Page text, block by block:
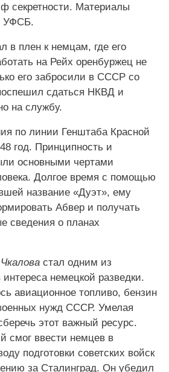
секретности. Материалы
УФСБ.
в плен к немцам, где его
на Рейх оренбуржец не
его забросили в СССР со
сдаться НКВД и
на службу.
по линии Генштаба Красной
год. Принципность и
основными чертами
Долгое время с помощью
название «Дуэт», ему
Абвер и получать
сведения о планах
стал одним из
немецкой разведки.
авиационное топливо, бензин
нужд СССР. Умелая
этот важный ресурс.
смог ввести немцев в
подготовки советских войск
за Сталинград. Он убедил